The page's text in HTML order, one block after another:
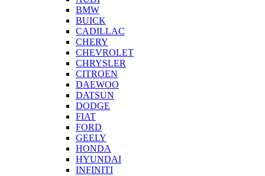
BMW
BUICK
CADILLAC
CHERY
CHEVROLET
CHRYSLER
CITROEN
DAEWOO
DATSUN
DODGE
FIAT
FORD
GEELY
HONDA
HYUNDAI
INFINITI